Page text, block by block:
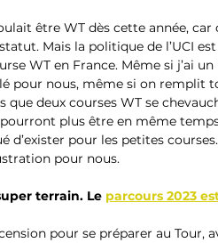
être WT dès cette année,
Mais la politique de l’UCI est
WT en France. Même si j’ai
pour nous, même si on remplit
que deux courses WT se
plus être en même
d’exister pour les petites
pour nous.
terrain. Le parcours 2023
pour se préparer au Tour,